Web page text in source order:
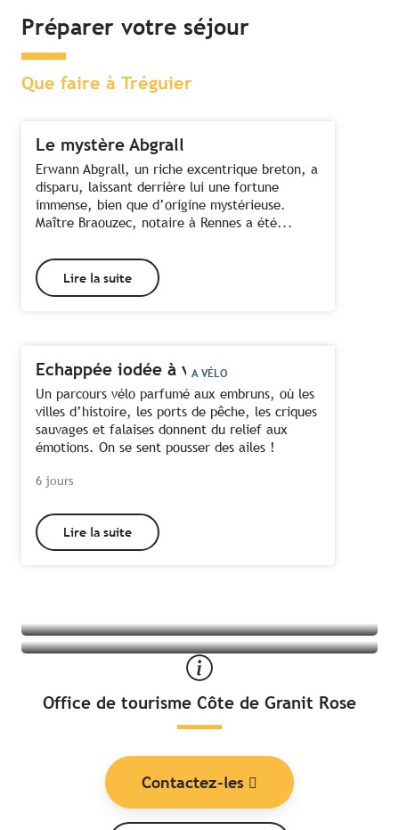
Préparer votre séjour
Que faire à Tréguier
Le mystère Abgrall
Erwann Abgrall, un riche excentrique breton, a
disparu, laissant derrière lui une fortune
immense, bien que d’origine mystérieuse.
Maître Braouzec, notaire à Rennes a été...
Lire la suite
A VÉLO
6 jours
Echappée iodée à vélo
Un parcours vélo parfumé aux embruns, où les
villes d’histoire, les ports de pêche, les criques
sauvages et falaises donnent du relief aux
émotions. On se sent pousser des ailes !
Lire la suite
Tous les hébergements à Tréguier
Office de tourisme Côte de Granit Rose
Contactez-les